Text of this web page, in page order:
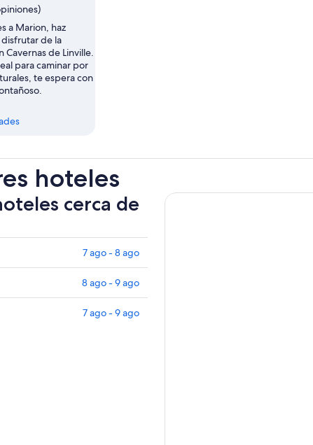
a Marion, haz
de la
Cavernas de Linville.
para caminar por
te espera con
hoteles
cerca de
7 ago - 8 ago
8 ago - 9 ago
7 ago - 9 ago